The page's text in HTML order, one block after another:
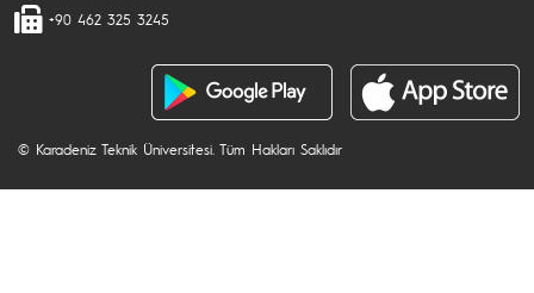
+90 462 325 3245
© Karadeniz Teknik Üniversitesi. Tüm Hakları Saklıdır